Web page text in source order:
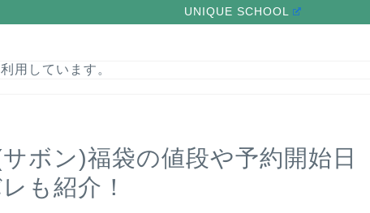
UNIQUE SCHOOL
用しています。
サボン)福袋の値段や予約開始日
も紹介！